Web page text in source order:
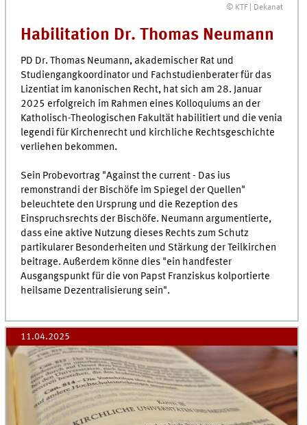
© KTF | Dekanat
Habilitation Dr. Thomas Neumann
PD Dr. Thomas Neumann, akademischer Rat und
Studiengangkoordinator und Fachstudienberater für das
Lizentiat im kanonischen Recht, hat sich am 28. Januar
2025 erfolgreich im Rahmen eines Kolloquiums an der
Katholisch-Theologischen Fakultät habilitiert und die venia
legendi für Kirchenrecht und kirchliche Rechtsgeschichte
verliehen bekommen.
Sein Probevortrag "Against the current - Das ius
remonstrandi der Bischöfe im Spiegel der Quellen"
beleuchtete den Ursprung und die Rezeption des
Einspruchsrechts der Bischöfe. Neumann argumentierte,
dass eine aktive Nutzung dieses Rechts zum Schutz
partikularer Besonderheiten und Stärkung der Teilkirchen
beitrage. Außerdem könne dies "ein handfester
Ausgangspunkt für die von Papst Franziskus kolportierte
heilsame Dezentralisierung sein".
11.04.2025